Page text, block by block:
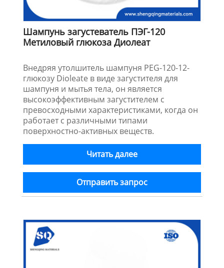
Шампунь загустеватель ПЭГ-120
Метиловый глюкоза Диолеат
Внедряя утолшитель шампуня PEG-120-12-
глюкозу Dioleate в виде загустителя для
шампуня и мытья тела, он является
высокоэффективным загустителем с
превосходными характеристиками, когда он
работает с различными типами
поверхностно-активных веществ.
Читать далее
Отправить запрос